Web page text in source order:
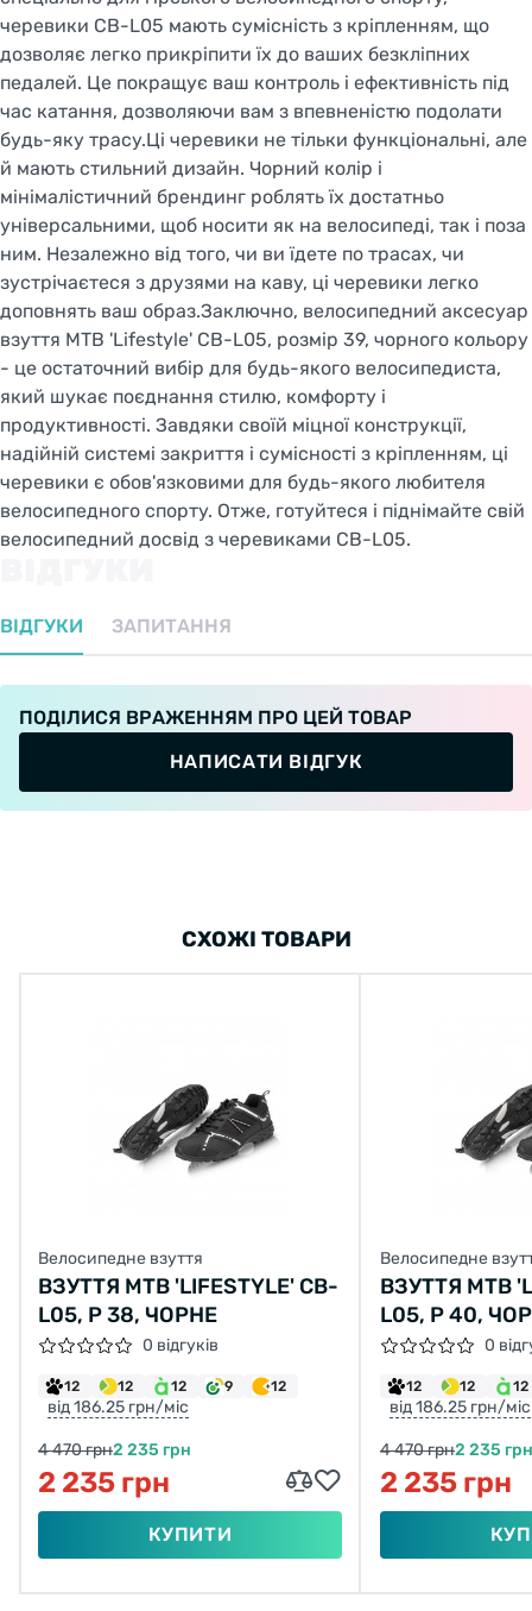
черевики CB-L05 мають сумісність з кріпленням, що
дозволяє легко прикріпити їх до ваших безкліпних
педалей. Це покращує ваш контроль і ефективність під
час катання, дозволяючи вам з впевненістю подолати
будь-яку трасу.Ці черевики не тільки функціональні, але
й мають стильний дизайн. Чорний колір і
мінімалістичний брендинг роблять їх достатньо
універсальними, щоб носити як на велосипеді, так і поза
ним. Незалежно від того, чи ви їдете по трасах, чи
зустрічаєтеся з друзями на каву, ці черевики легко
доповнять ваш образ.Заключно, велосипедний аксесуар
взуття MTB 'Lifestyle' CB-L05, розмір 39, чорного кольору
- це остаточний вибір для будь-якого велосипедиста,
який шукає поєднання стилю, комфорту і
продуктивності. Завдяки своїй міцної конструкції,
надійній системі закриття і сумісності з кріпленням, ці
черевики є обов'язковими для будь-якого любителя
велосипедного спорту. Отже, готуйтеся і піднімайте свій
велосипедний досвід з черевиками CB-L05.
ВІДГУКИ ЗАПИТАННЯ
ПОДІЛИСЯ ВРАЖЕННЯМ ПРО ЦЕЙ ТОВАР
НАПИСАТИ ВІДГУК
СХОЖІ ТОВАРИ
Велосипедне взуття
ВЗУТТЯ MTB 'LIFESTYLE' CB-
L05, Р 38, ЧОРНЕ
0 відгуків
12 12 12 9 12
від 186.25 грн/міс
4 470 грн2 235 грн
2 235 грн
КУПИТИ
Велосипедне
ВЗУТТЯ MTB
L05, Р 40,
0
12 12 12
від 186.25 грн/міс
4 470 грн2 235 грн
2 235 грн
Welcome!
Do you want to switch to the Dutch version of the
site or stay on the Ukrainian version?
SWITCH TO FACEBIKE.NL
STAY ON FACEBIKE.UA